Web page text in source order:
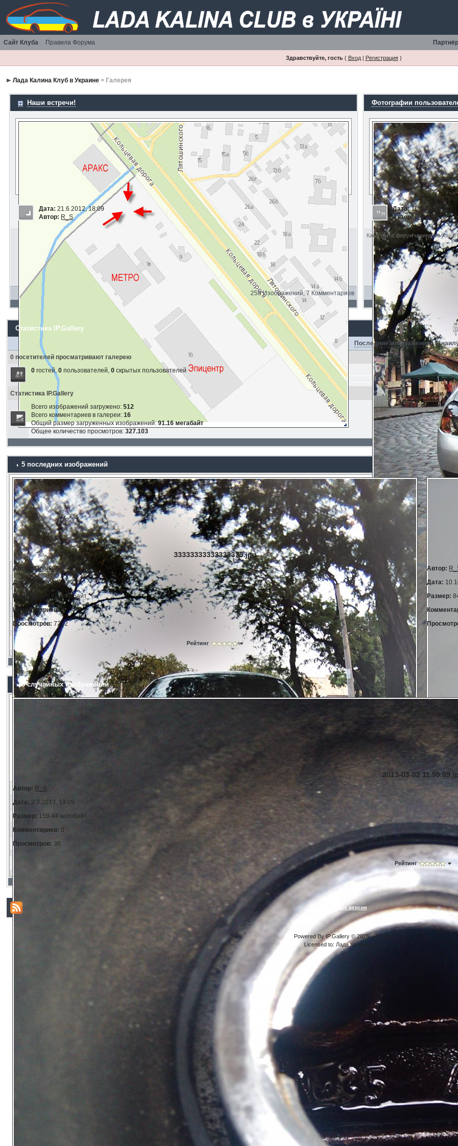
Сайт Клуба Правила Форума
Здравствуйте, гость( Вход| Регистрация)
Лада Калина Клуб в Украине > Галерея
Наши встречи!
Дата: 21.6.2012, 18:09
Автор: R_S
258 Изображений, 7 Комментариев
Фотографии
Дата:11.3.2014, 23:21
Автор: Олег808
Как узнать форумчанина на
Статистика IP.Gallery
Последние изображения·С
0 посетителей просматривают галерею
0 гостей,0 пользователей,0 скрытых пользователей
Статистика IP.Gallery
Всего изображений загружено:512
Всего комментариев в галереи:16
Общий размер загруженных изображений:91.16 мегабайт
Общее количество просмотров:327.103
5 последних изображений
33333333333333375.jpg
Автор: Олег808
Дата:
11.3.2014, 23:21
Размер:
166.68 килобайт
Комментариев:0
Просмотров:7232
Рейтинг
Автор:
Дата:
Размер:
5 случайных изображений
2013-03-02
Автор: R_S
Дата: 2.3.2013, 13:09
Размер: 159.44 килобайт
Комментариев: 0
Просмотров: 36
Рейтинг
Текстовая версия
Powered By IP.Gallery © 2026 IPS, Inc.
Licensed to: Лада Калина Клуб